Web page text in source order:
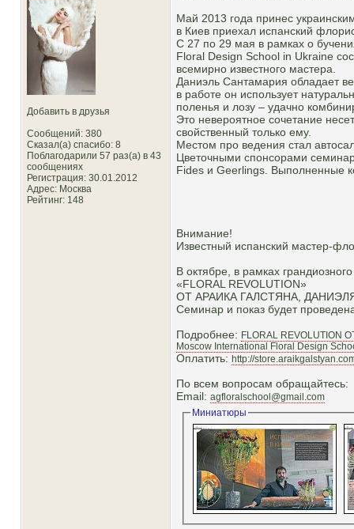
Добавить в друзья
Сообщений: 380
Сказал(а) спасибо: 8
Поблагодарили 57 раз(а) в 43
сообщениях
Регистрация: 30.01.2012
Адрес: Москва
Рейтинг: 148
Май 2013 года принес
в Киев приехал испанский
С 27 по 29 мая в рамках о
Floral Design School in Ukraine
всемирно известного мастера.
Даниэль Сантамария обладает
в работе он использует
поленья и лозу – удачно
Это невероятное сочетание
свойственный только ему.
Местом про ведения стал
Цветочными спонсорами
Fides и Geerlings. Выполненные
Внимание!
Известный испанский мастер-
В октябре, в рамках
«FLORAL REVOLUTION»
ОТ АРАИКА ГАЛСТЯНА,
Семинар и показ будет
Подробнее: FLORAL
Moscow International Floral Design
Оплатить: http://
По всем вопросам обращайтесь:
Email: agfloralschool@gmail.com
Миниатюры